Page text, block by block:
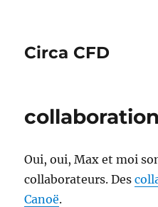
Circa CFD
Oui, oui, Max et moi
collaborateurs. Des
Canoë.